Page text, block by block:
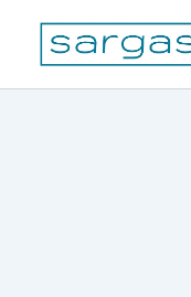
contenu